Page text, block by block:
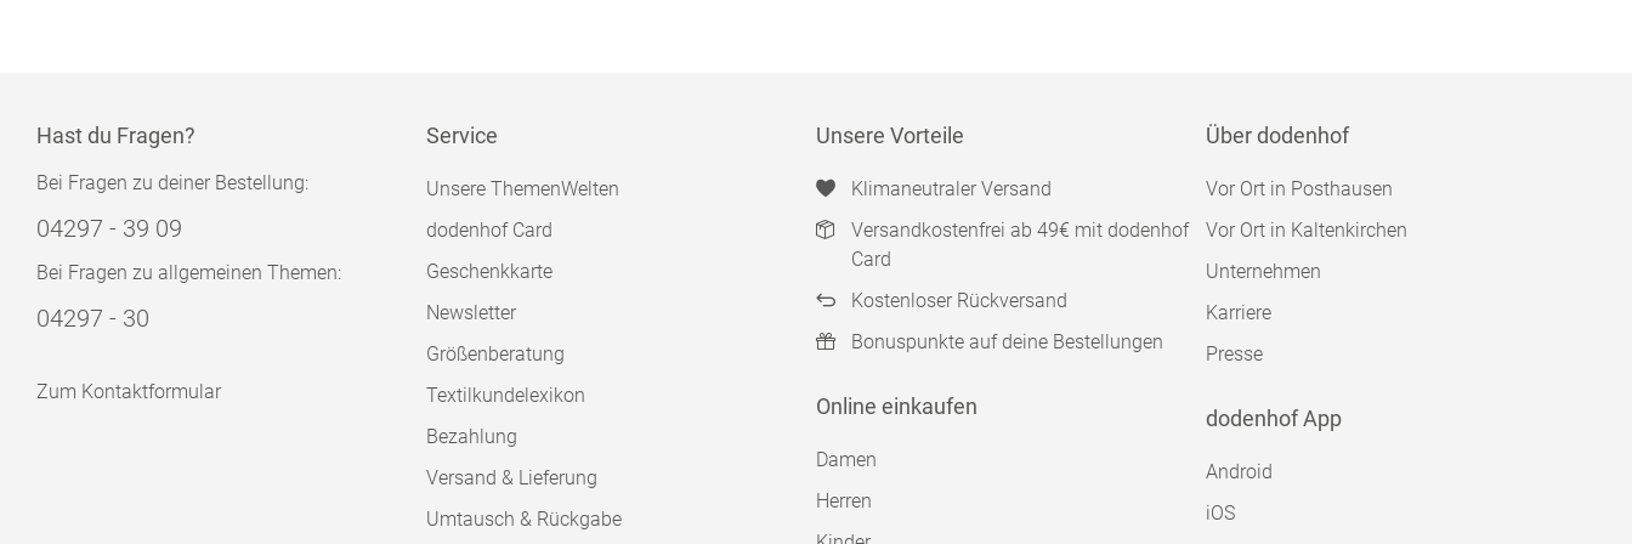
Hast du Fragen?
Bei Fragen zu deiner Bestellung:
04297 - 39 09
Bei Fragen zu allgemeinen Themen:
04297 - 30
Zum Kontaktformular
Service
Unsere ThemenWelten
dodenhof Card
Geschenkkarte
Newsletter
Größenberatung
Textilkundelexikon
Bezahlung
Versand & Lieferung
Umtausch & Rückgabe
Unsere Vorteile
Klimaneutraler Versand
Versandkostenfrei ab 49€ mit dodenhof
Card
Kostenloser Rückversand
Bonuspunkte auf deine Bestellungen
Online einkaufen
Damen
Herren
Über dodenhof
Vor Ort in Posthausen
Vor Ort in Kaltenkirchen
Unternehmen
Karriere
Presse
dodenhof App
Android
iOS